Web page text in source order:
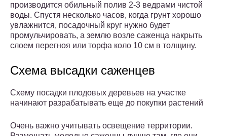
производится обильный полив 2-3 ведрами чистой
воды. Спустя несколько часов, когда грунт хорошо
увлажнится, посадочный круг нужно будет
промульчировать, а землю возле саженца накрыть
слоем перегноя или торфа коло 10 см в толщину.
Схема высадки саженцев
Схему посадки плодовых деревьев на участке
начинают разрабатывать еще до покупки растений
Очень важно учитывать освещение территории.